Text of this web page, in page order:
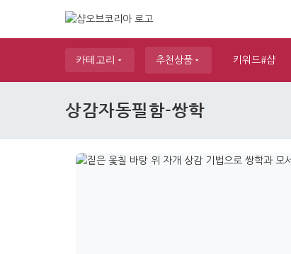
카테고리 추천상품 키워드#샵
상감자동필함-쌍학